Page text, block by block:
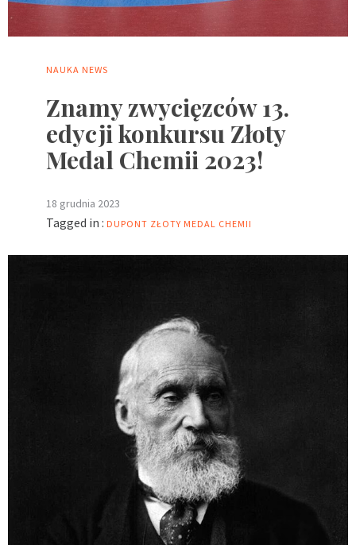
NAUKA NEWS
Znamy zwycięzców 13.
edycji konkursu Złoty
Medal Chemii 2023!
18 grudnia 2023
Tagged in : DUPONT ZŁOTY MEDAL CHEMII